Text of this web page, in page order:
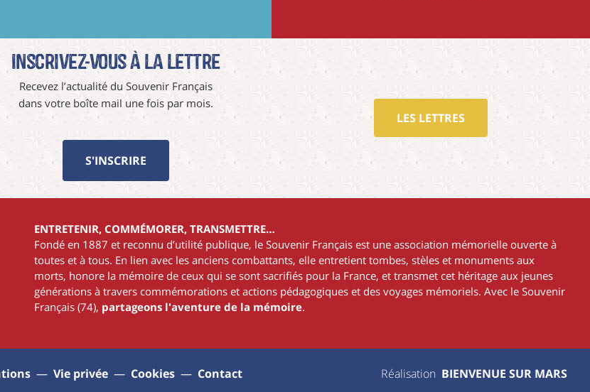
Inscrivez-vous à La Lettre
Recevez l’actualité du Souvenir Français
dans votre boîte mail une fois par mois.
S'INSCRIRE
LES LETTRES
ENTRETENIR, COMMÉMORER, TRANSMETTRE…
Fondé en 1887 et reconnu d’utilité publique, le Souvenir Français est une association mémorielle ouverte à
toutes et à tous. En lien avec les anciens combattants, elle entretient tombes, stèles et monuments aux
morts, honore la mémoire de ceux qui se sont sacrifiés pour la France, et transmet cet héritage aux jeunes
générations à travers commémorations et actions pédagogiques et des voyages mémoriels. Avec le Souvenir
Français (74), partageons l'aventure de la mémoire.
Vie privée Cookies Contact Réalisation BIENVENUE SUR MARS